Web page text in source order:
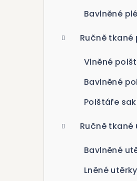
Bavlněné
Ručně
Vlněné
Bavlněné
Polštáře
Ručně
Bavlněné
Lněné utěrky